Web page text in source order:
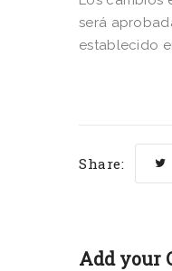
será
establecido
Share:
Add your